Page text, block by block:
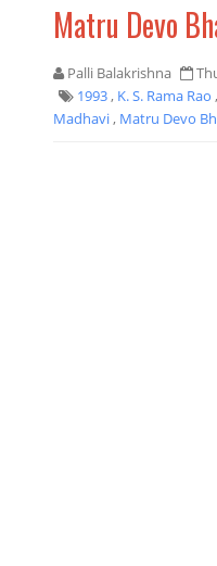
Matru Devo
Palli Balakrishna
1993, K. S. Rama Rao ,
Madhavi, Matru Devo